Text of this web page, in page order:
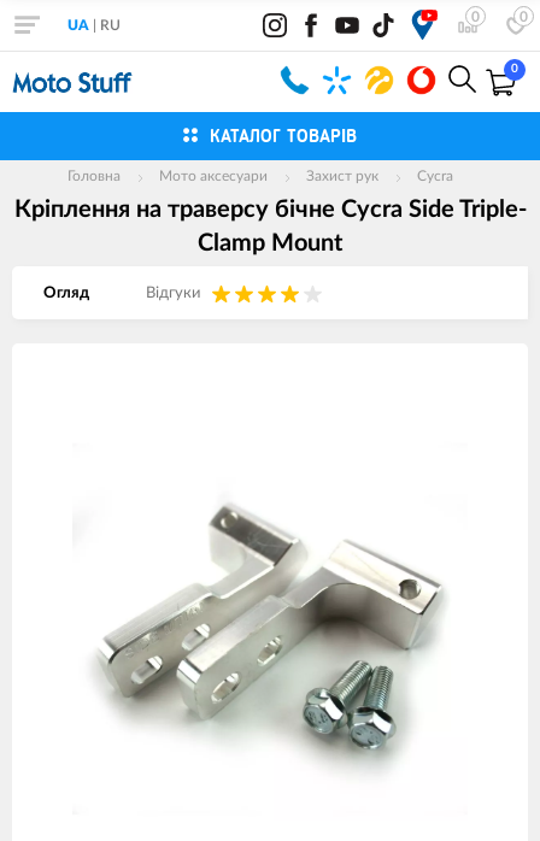
0 0
UA RU
0
КАТАЛОГ ТОВАРІВ
Головна Мото аксесуари Захист рук Cycra
Кріплення на траверсу бічне Cycra Side Triple-
Clamp Mount
Огляд Вiдгуки